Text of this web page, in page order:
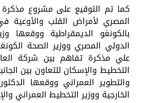
كما تم التوقيع على مشروع مذكرة
المصري لأمراض القلب
بالكونغو الديمقراطية ووقعها
الدولي المصري ووزير الصحة
علي مذكرة تفاهم بين شركة
التخطيط والإسكان للتعاون بين
والتطوير العمراني ووقعها
الخارجية ووزير التخطيط العمراني